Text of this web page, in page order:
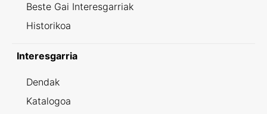
Beste Gai Interesgarriak
Historikoa
Interesgarria
Dendak
Katalogoa